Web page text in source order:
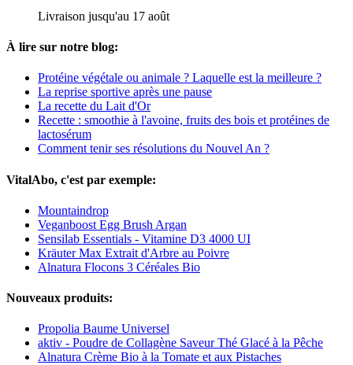
Livraison jusqu'au 17 août
À lire sur notre blog:
Protéine végétale ou animale ? Laquelle est la meilleure ?
La reprise sportive après une pause
La recette du Lait d'Or
Recette : smoothie à l'avoine, fruits des bois et protéines de
lactosérum
Comment tenir ses résolutions du Nouvel An ?
VitalAbo, c'est par exemple:
Mountaindrop
Veganboost Egg Brush Argan
Sensilab Essentials - Vitamine D3 4000 UI
Kräuter Max Extrait d'Arbre au Poivre
Alnatura Flocons 3 Céréales Bio
Nouveaux produits:
Propolia Baume Universel
aktiv - Poudre de Collagène Saveur Thé Glacé à la Pêche
Alnatura Crème Bio à la Tomate et aux Pistaches